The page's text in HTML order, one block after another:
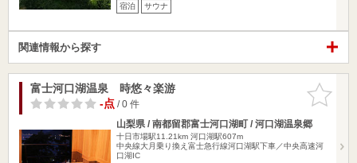
宿泊 サウナ
関連情報から探す
お気に入
りに追加
富士河口湖温泉 時悠々楽游
-点/ 0 件
山梨県 / 南都留郡富士河口湖町 / 河口湖温泉郷
十日市場駅11.21km 河口湖駅607m
中央線大月乗り換え富士急行線河口湖駅下車／中央高速河
口湖IC